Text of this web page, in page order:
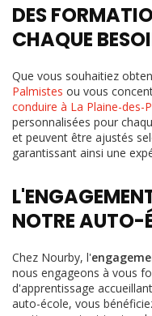
DES
CHAQUE
Que vous souhaitiez
Palmistes ou vous
conduire à La Plaine-des-
personnalisées pour
et peuvent être ajustés
garantissant ainsi une
NOTRE AUTO-
Chez Nourby, l'
nous engageons à vous
d'apprentissage
auto-école, vous